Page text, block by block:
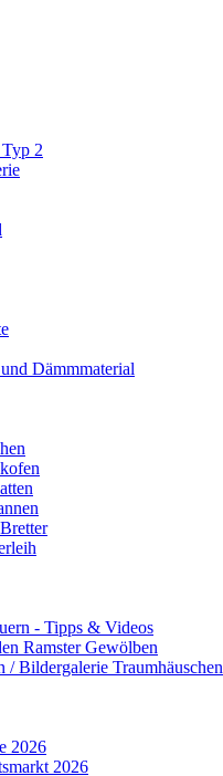
2
Dämmmaterial
- Tipps & Videos
Ramster Gewölben
/ Bildergalerie Traumhäuschen
2026
2026